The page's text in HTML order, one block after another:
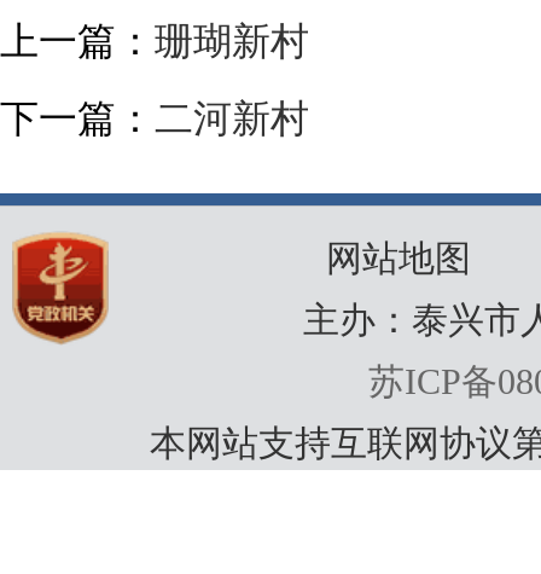
上一篇： 珊瑚新村
下一篇： 二河新村
网站地图
主办：泰兴市
苏ICP备
本网站支持互联网协